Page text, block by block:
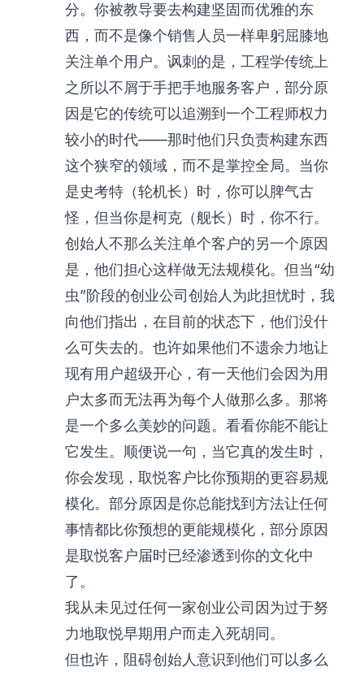
分。你被教导要去构建坚固而优雅的东
西，而不是像个销售人员一样卑躬屈膝地
关注单个用户。讽刺的是，工程学传统上
之所以不屑于手把手地服务客户，部分原
因是它的传统可以追溯到一个工程师权力
较小的时代——那时他们只负责构建东西
这个狭窄的领域，而不是掌控全局。当你
是史考特（轮机长）时，你可以脾气古
怪，但当你是柯克（舰长）时，你不行。
创始人不那么关注单个客户的另一个原因
是，他们担心这样做无法规模化。但当“幼
虫”阶段的创业公司创始人为此担忧时，我
向他们指出，在目前的状态下，他们没什
么可失去的。也许如果他们不遗余力地让
现有用户超级开心，有一天他们会因为用
户太多而无法再为每个人做那么多。那将
是一个多么美妙的问题。看看你能不能让
它发生。顺便说一句，当它真的发生时，
你会发现，取悦客户比你预期的更容易规
模化。部分原因是你总能找到方法让任何
事情都比你预想的更能规模化，部分原因
是取悦客户届时已经渗透到你的文化中
了。
我从未见过任何一家创业公司因为过于努
力地取悦早期用户而走入死胡同。
但也许，阻碍创始人意识到他们可以多么